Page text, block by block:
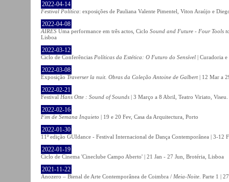
2022-04-14
Festival Política: exposições de Pauliana Valente Pimentel, Viton Araújo e
2022-04-08
AIRES Uma performance em três actos, Ciclo Sound and Future - Four Tools
Lisboa
2022-03-12
Ciclo de Conferências Políticas da Estética: O Futuro do Sensível | Curadoria
2022-03-08
Exposição Traverser la nuit. Obras da Coleção Antoine de Galbert | 12 Mar a
2022-02-21
Festival Hans Otte : Sound of Sounds | 3 Março a 8 Abril, Teatro Viriato, Viseu.
2022-02-16
Fim de Semana Inquieto | 19 e 20 Fev, Casa da Arquitectura, Porto
2022-01-30
11ª edição GUIdance - Festival Internacional de Dança Contemporânea | 3-12
2022-01-19
Ciclo de Cinema 'Cineclube Campo Aberto' | 21 Jan - 27 Jun, Brotéria, Lisboa
2021-11-22
Anozero – Bienal de Arte Contemporânea de Coimbra / Meia-Noite . Parte 1 |